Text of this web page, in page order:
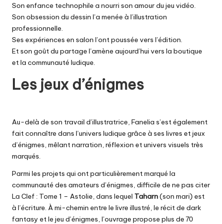
Son enfance technophile a nourri son amour du jeu vidéo.
Son obsession du dessin l’a menée à l’illustration
professionnelle.
Ses expériences en salon l’ont poussée vers l’édition.
Et son goût du partage l’amène aujourd’hui vers la boutique
et la communauté ludique.
Les jeux d’énigmes
Au-delà de son travail d’illustratrice, Fanelia s’est également
fait connaître dans l’univers ludique grâce à ses livres et jeux
d’énigmes, mêlant narration, réflexion et univers visuels très
marqués.
Parmi les projets qui ont particulièrement marqué la
communauté des amateurs d’énigmes, difficile de ne pas citer
La Clef : Tome 1 – Astolie, dans lequel Taharn(son mari) est
à l’écriture. À mi-chemin entre le livre illustré, le récit de dark
fantasy et le jeu d’énigmes, l’ouvrage propose plus de 70